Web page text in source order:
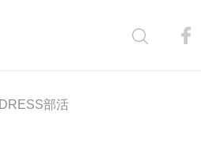
DRESS部活